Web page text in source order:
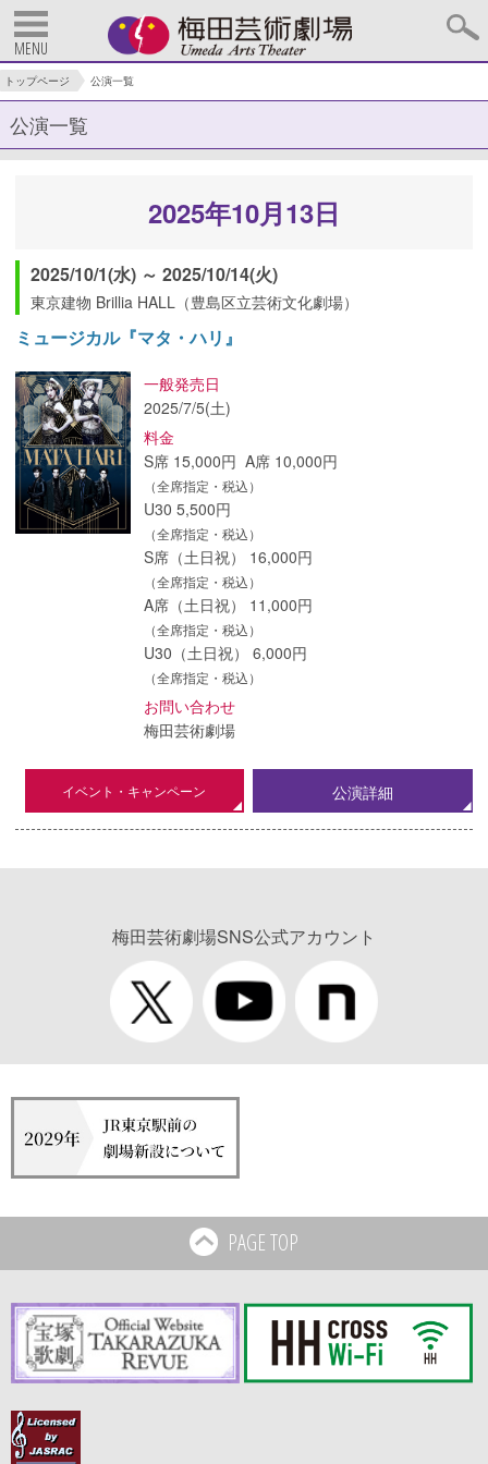
MENU
トップページ 公演一覧
公演一覧
2025年10月13日
2025/10/1(水) ～ 2025/10/14(火)
東京建物 Brillia HALL（豊島区立芸術文化劇場）
ミュージカル『マタ・ハリ』
一般発売日
2025/7/5(土)
料金
S席 15,000円 A席 10,000円
（全席指定・税込）
U30 5,500円
（全席指定・税込）
S席（土日祝） 16,000円
（全席指定・税込）
A席（土日祝） 11,000円
（全席指定・税込）
U30（土日祝） 6,000円
（全席指定・税込）
お問い合わせ
梅田芸術劇場
イベント・キャンペーン 公演詳細
梅田芸術劇場SNS公式アカウント
PAGE TOP